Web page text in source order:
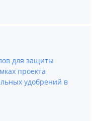
для защиты
проекта
удобрений в